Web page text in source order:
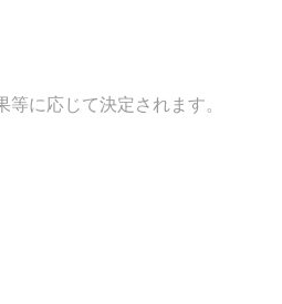
に応じて決定されます。